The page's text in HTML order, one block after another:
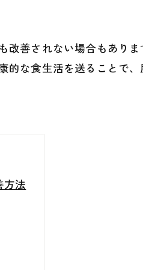
改善されない場合もあり
的な食生活を送ることで
方法